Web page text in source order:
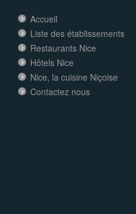
Accueil
Liste des établissements
Restaurants Nice
Hôtels Nice
Nice, la cuisine Niçoise
Contactez nous